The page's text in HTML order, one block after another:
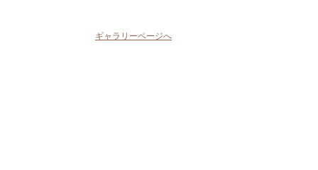
ギャラリーページへ